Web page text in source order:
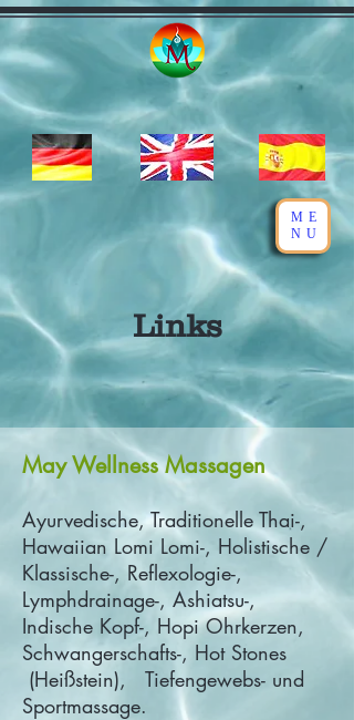
ME
NU
Links
May Wellness Massagen
Ayurvedische, Traditionelle Thai-,
Hawaiian Lomi Lomi-, Holistische /
Klassische-, Reflexologie-,
Lymphdrainage-, Ashiatsu-,
Indische Kopf-, Hopi Ohrkerzen,
Schwangerschafts-, Hot Stones
(Heißstein), Tiefengewebs- und
Sportmassage.